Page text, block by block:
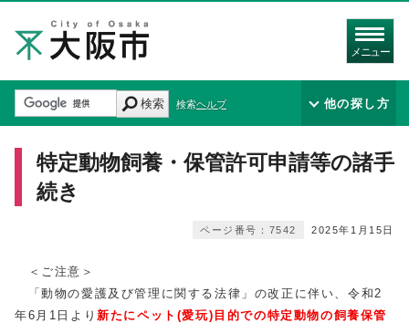
メニュー
検索 検索ヘルプ 他の探し方
特定動物飼養・保管許可申請等の諸手
続き
2025年1月15日
ページ番号：7542
＜ご注意＞
「動物の愛護及び管理に関する法律」の改正に伴い、令和2
年6月1日より新たにペット(愛玩)目的での特定動物の飼養保管